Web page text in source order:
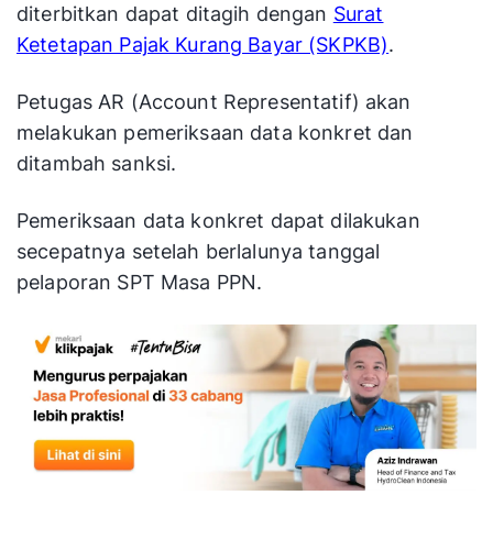
diterbitkan dapat ditagih dengan Surat
Ketetapan Pajak Kurang Bayar (SKPKB).
Petugas AR (Account Representatif) akan
melakukan pemeriksaan data konkret dan
ditambah sanksi.
Pemeriksaan data konkret dapat dilakukan
secepatnya setelah berlalunya tanggal
pelaporan SPT Masa PPN.